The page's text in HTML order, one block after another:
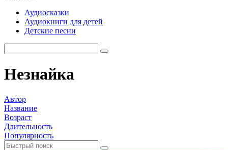
Аудиосказки
Аудиокниги для детей
Детские песни
Незнайка
Автор
Название
Возраст
Длительность
Популярность